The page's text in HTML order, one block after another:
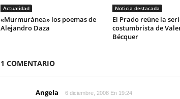
Actualidad
«Murmuránea» los poemas de
Alejandro Daza
Noticia destacada
El Prado reúne la
costumbrista de
Bécquer
1 COMENTARIO
Angela 6 diciembre, 2008 En 19:24